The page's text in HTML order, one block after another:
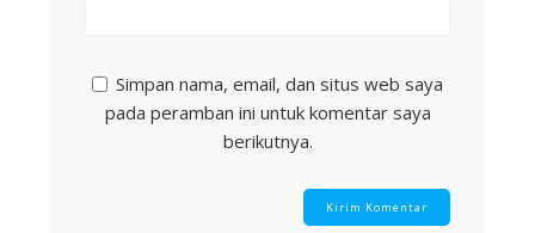
Simpan nama, email, dan situs web saya
pada peramban ini untuk komentar saya
berikutnya.